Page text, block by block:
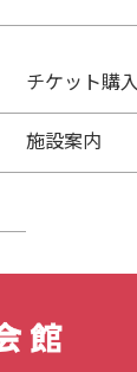
チケット購入
施設案内